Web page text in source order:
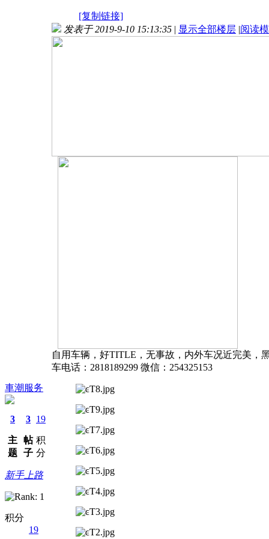
[复制链接]
車潮服务
3
主
题
3
帖
子
19
积
分
新手上路
积分
19
发表于 2019-9-10 15:13:35 | 显示全部楼层 |阅读
自用车辆，好TITLE，无事故，内外车况近完美，
车电话：2818189299 微信：254325153